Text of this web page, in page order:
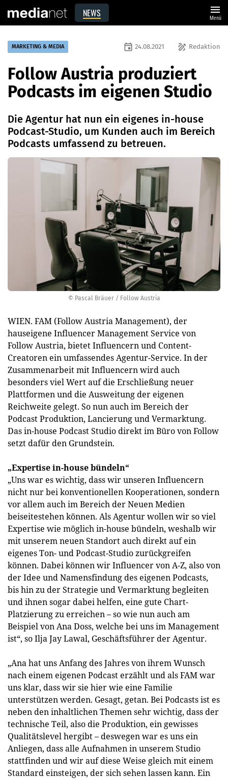
NEWS menu
Menü
© Pascal Bräuer / Follow Austria
MARKETING & MEDIA draw Redaktion
event 24.08.2021
Follow Austria produziert
Podcasts im eigenen Studio
Die Agentur hat nun ein eigenes in-house
Podcast-Studio, um Kunden auch im Bereich
Podcasts umfassend zu betreuen.
WIEN. FAM (Follow Austria Management), der
hauseigene Influencer Management Service von
Follow Austria, bietet Influencern und Content-
Creatoren ein umfassendes Agentur-Service. In der
Zusammenarbeit mit Influencern wird auch
besonders viel Wert auf die Erschließung neuer
Plattformen und die Ausweitung der eigenen
Reichweite gelegt. So nun auch im Bereich der
Podcast Produktion, Lancierung und Vermarktung.
Das in-house Podcast Studio direkt im Büro von Follow
setzt dafür den Grundstein.
„Expertise in-house bündeln“
„Uns war es wichtig, dass wir unseren Influencern
nicht nur bei konventionellen Kooperationen, sondern
vor allem auch im Bereich der Neuen Medien
beiseitestehen können. Als Agentur wollen wir so viel
Expertise wie möglich in-house bündeln, weshalb wir
mit unserem neuen Standort auch direkt auf ein
eigenes Ton- und Podcast-Studio zurückgreifen
können. Dabei können wir Influencer von A-Z, also von
der Idee und Namensfindung des eigenen Podcasts,
bis hin zu der Strategie und Vermarktung begleiten
und ihnen sogar dabei helfen, eine gute Chart-
Platzierung zu erreichen – so wie nun auch am
Beispiel von Ana Doss, welche bei uns im Management
ist“, so Ilja Jay Lawal, Geschäftsführer der Agentur.
„Ana hat uns Anfang des Jahres von ihrem Wunsch
nach einem eigenen Podcast erzählt und als FAM war
uns klar, dass wir sie hier wie eine Familie
unterstützen werden. Gesagt, getan. Bei Podcasts ist es
neben den inhaltlichen Themen sehr wichtig, dass der
technische Teil, also die Produktion, ein gewisses
Qualitätslevel hergibt – deswegen war es uns ein
Anliegen, dass alle Aufnahmen in unserem Studio
stattfinden und wir auf diese Weise gleich mit einem
Standard einsteigen, der sich sehen lassen kann. Ein